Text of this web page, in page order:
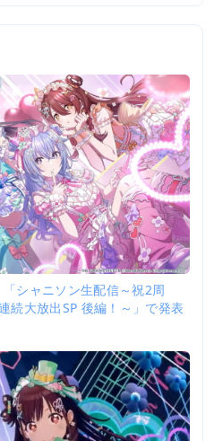
「シャニソン生配信～祝2周
続大放出SP 後編！～」で発表